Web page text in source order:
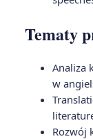
Tematy
Analiza
w
Rozwój